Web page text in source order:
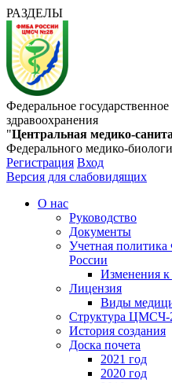
РАЗДЕЛЫ
Федеральное
здравоохранения
"Центральная медико-
Федерального медико-
Регистрация Вход
Версия для слабовидящих
О нас
Руководство
Документы
Учетная
России
Изменения к
Лицензия
Виды
Структура ЦМСЧ-
История создания
Доска почета
2021 год
2020 год